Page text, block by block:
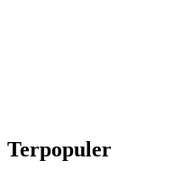
Terpopuler